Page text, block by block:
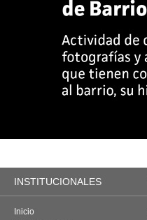
INSTITUCIONALES
Inicio